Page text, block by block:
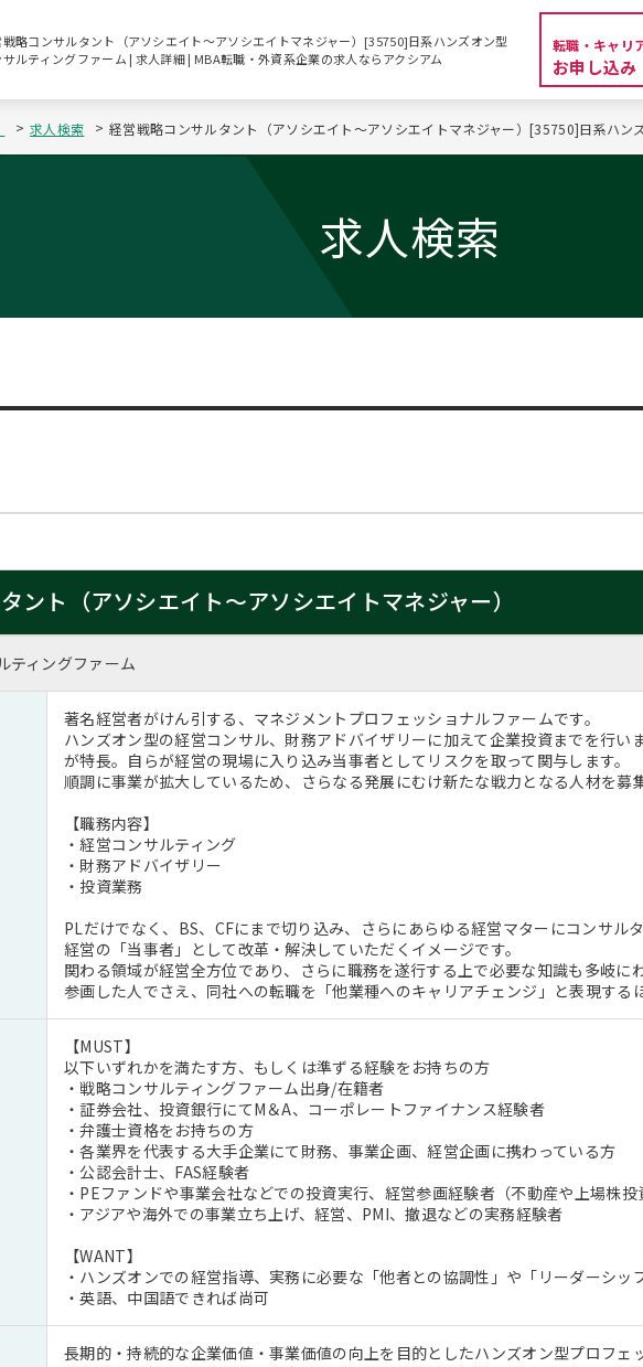
略コンサルタント（アソシエイト～アソシエイトマネジャー）[35750]日系ハンズオン型
サルティングファーム | 求人詳細 | MBA転職・外資系企業の求人ならアクシアム
転職・キャリ
お申し込み
求人検索 経営戦略コンサルタント（アソシエイト～アソシエイトマネジャー）[35750]日系ハン
求人検索
ント（アソシエイト～アソシエイトマネジャー）
ティングファーム
著名経営者がけん引する、マネジメントプロフェッショナルファームです。
ハンズオン型の経営コンサル、財務アドバイザリーに加えて企業投資までを行い
が特長。自らが経営の現場に入り込み当事者としてリスクを取って関与します。
順調に事業が拡大しているため、さらなる発展にむけ新たな戦力となる人材を募
【職務内容】
・経営コンサルティング
・財務アドバイザリー
・投資業務
PLだけでなく、BS、CFにまで切り込み、さらにあらゆる経営マターにコンサル
経営の「当事者」として改革・解決していただくイメージです。
関わる領域が経営全方位であり、さらに職務を遂行する上で必要な知識も多岐
参画した人でさえ、同社への転職を「他業種へのキャリアチェンジ」と表現する
【MUST】
以下いずれかを満たす方、もしくは準ずる経験をお持ちの方
・戦略コンサルティングファーム出身/在籍者
・証券会社、投資銀行にてM＆A、コーポレートファイナンス経験者
・弁護士資格をお持ちの方
・各業界を代表する大手企業にて財務、事業企画、経営企画に携わっている方
・公認会計士、FAS経験者
・PEファンドや事業会社などでの投資実行、経営参画経験者（不動産や上場株投
・アジアや海外での事業立ち上げ、経営、PMI、撤退などの実務経験者
【WANT】
・ハンズオンでの経営指導、実務に必要な「他者との協調性」や「リーダーシッ
・英語、中国語できれば尚可
長期的・持続的な企業価値・事業価値の向上を目的としたハンズオン型プロフ